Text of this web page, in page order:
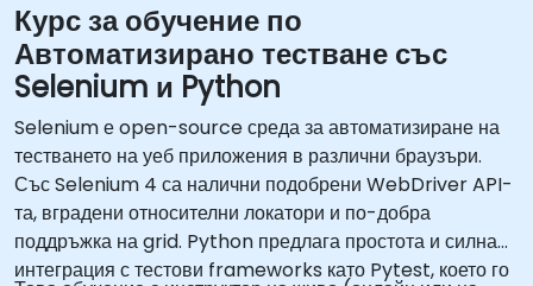
Курс за обучение по
Автоматизирано тестване със
Selenium и Python
Selenium е open-source среда за автоматизиране на
тестването на уеб приложения в различни браузъри.
Със Selenium 4 са налични подобрени WebDriver API-
та, вградени относителни локатори и по-добра
поддръжка на grid. Python предлага простота и силна
интеграция с тестови frameworks като Pytest, което го